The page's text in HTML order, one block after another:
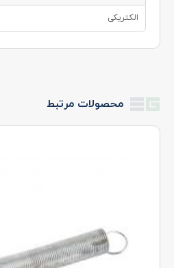
الکتریکی
محصولات مرتبط